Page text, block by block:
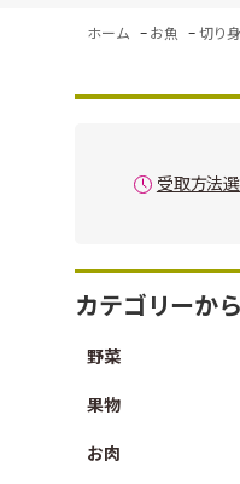
ホーム - お魚 - 切り
受取方法
カテゴリーか
野菜
果物
お肉